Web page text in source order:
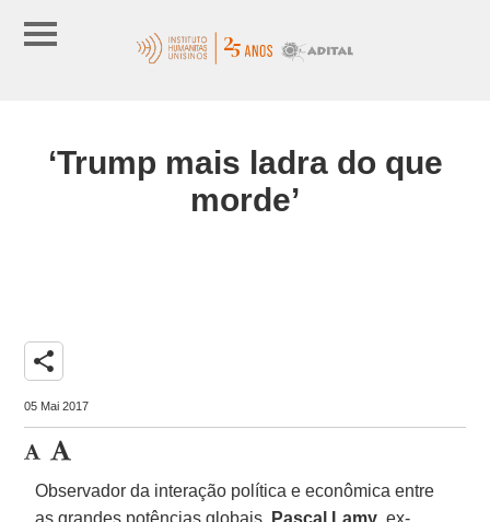
‘Trump mais ladra do que
morde’
share
05 Mai 2017
Observador da interação política e econômica entre
as grandes potências globais, Pascal Lamy, ex-